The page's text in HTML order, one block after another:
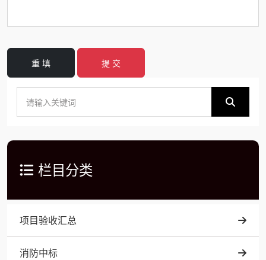
重 填 提 交
栏目分类
项目验收汇总
消防中标